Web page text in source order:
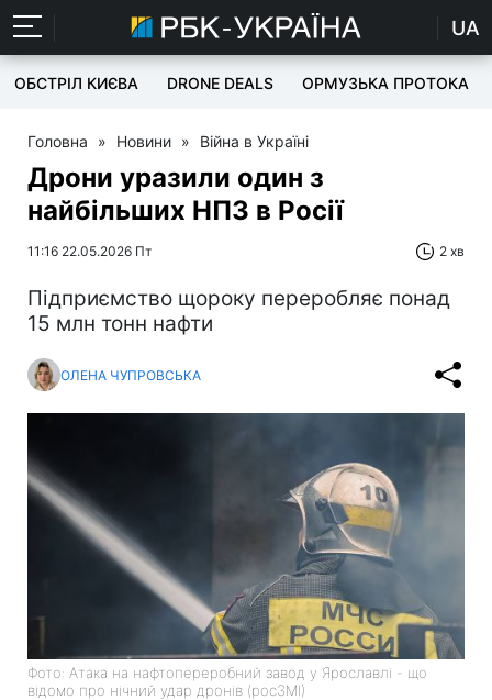
UA
ОБСТРІЛ КИЄВА DRONE DEALS ОРМУЗЬКА ПРОТОКА
Головна » Новини » Війна в Україні
Дрони уразили один з
найбільших НПЗ в Росії
11:16 22.05.2026 Пт 2 хв
Підприємство щороку переробляє понад
15 млн тонн нафти
ОЛЕНА ЧУПРОВСЬКА
Фото: Атака на нафтопереробний завод у Ярославлі - що
відомо про нічний удар дронів (росЗМІ)